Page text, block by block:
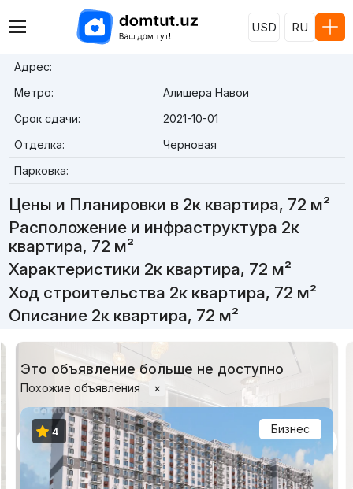
USD RU
Адрес:
Метро:
Алишера Навои
Срок сдачи:
2021-10-01
Отделка:
Черновая
Парковка:
Цены и Планировки в 2к квартира, 72 м²
Расположение и инфраструктура 2к
квартира, 72 м²
Характеристики 2к квартира, 72 м²
Ход строительства 2к квартира, 72 м²
Описание 2к квартира, 72 м²
Это объявление больше не доступно
Похожие объявления ×
Бизнес
4